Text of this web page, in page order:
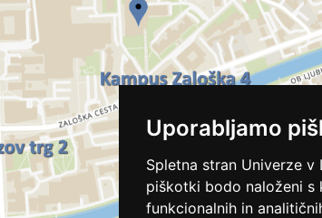
Uporabljamo
Spletna stran Univerze
piškotki bodo naloženi s
funkcionalnih in